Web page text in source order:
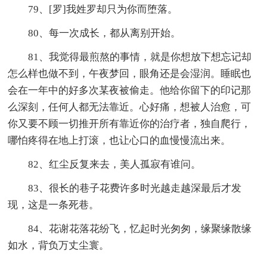
79、[罗]我姓罗却只为你而堕落。
80、每一次成长，都从离别开始。
81、我觉得最煎熬的事情，就是你想放下想忘记却
怎么样也做不到，午夜梦回，眼角还是会湿润。睡眠也
会在一年中的好多次某夜被偷走。他给你留下的印记那
么深刻，任何人都无法靠近。心好痛，想被人治愈，可
你又要不顾一切推开所有靠近你的治疗者，独自爬行，
哪怕疼得在地上打滚，也让心口的血慢慢流出来。
82、红尘反复来去，美人孤寂有谁问。
83、很长的巷子花费许多时光越走越深最后才发
现，这是一条死巷。
84、花谢花落花纷飞，忆起时光匆匆，缘聚缘散缘
如水，背负万丈尘寰。